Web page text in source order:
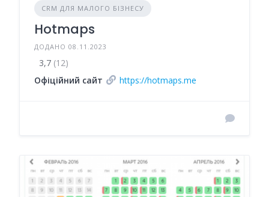
CRM ДЛЯ МАЛОГО БІЗНЕСУ
Hotmaps
ДОДАНО 08.11.2023
3,7 (12)
Офіційний сайт
https://hotmaps.me